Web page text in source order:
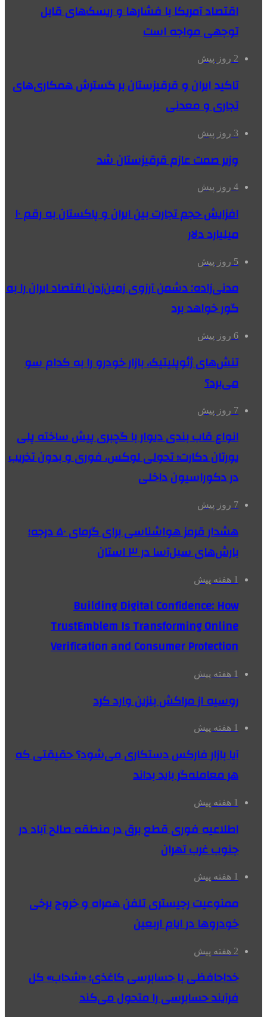
اقتصاد آمریکا با فشارها و ریسک‌های قابل
توجهی مواجه است
2 روز پیش
تاکید ایران و قرقیزستان بر گسترش همکاری‌های
تجاری و معدنی
3 روز پیش
وزیر صمت عازم قرقیزستان شد
4 روز پیش
افزایش حجم تجارت بین ایران و پاکستان به رقم ۱۰
میلیارد دلار
5 روز پیش
مدنی‌زاده: دشمن آرزوی زمین‌زدن اقتصاد ایران را به
گور خواهد برد
6 روز پیش
تنش‌های ژئوپلیتیک، بازار خودرو را به کدام سو
می‌برد؟
7 روز پیش
انواع قاب بندی دیوار با گچبری پیش ساخته پلی
یورتان دکارت؛ تحولی لوکس، فوری و بدون تخریب
در دکوراسیون داخلی
7 روز پیش
هشدار قرمز هواشناسی برای گرمای ۵۰ درجه؛
بارش‌های سیل‌آسا در ۳ استان
1 هفته پیش
Building Digital Confidence: How
TrustEmblem Is Transforming Online
Verification and Consumer Protection
1 هفته پیش
روسیه از مراکش بنزین وارد کرد
1 هفته پیش
آیا بازار فارکس دستکاری می‌شود؟ حقیقتی که
هر معامله‌گر باید بداند
1 هفته پیش
اطلاعیه فوری قطع برق در منطقه صالح آباد در
جنوب غرب تهران
1 هفته پیش
ممنوعیت رجیستری تلفن همراه و خروج برخی
خودروها در ایام اربعین
2 هفته پیش
خداحافظی با حسابرسی کاغذی؛ «شحاب» کل
فرآیند حسابرسی را متحول می‌کند